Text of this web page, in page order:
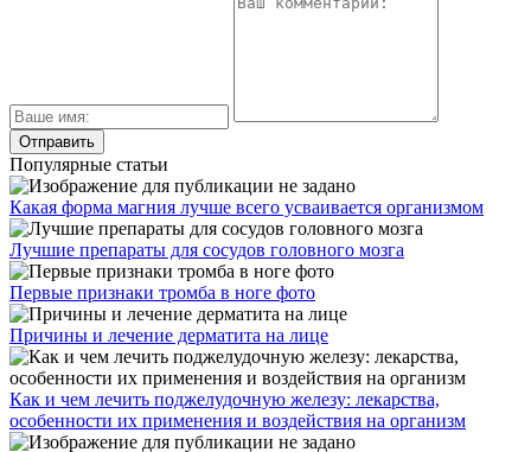
Популярные статьи
Какая форма магния лучше всего усваивается организмом
Лучшие препараты для сосудов головного мозга
Первые признаки тромба в ноге фото
Причины и лечение дерматита на лице
Как и чем лечить поджелудочную железу: лекарства,
особенности их применения и воздействия на организм